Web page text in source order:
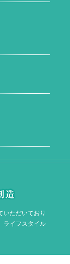
いただいており
ライフスタイル